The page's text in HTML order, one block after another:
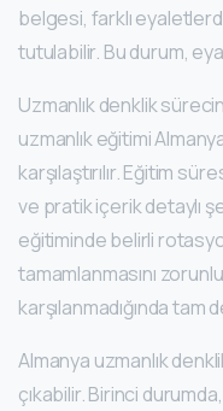
belgesi, farklı
tutulabilir. Bu durum,
Uzmanlık denklik
uzmanlık eğitimi
karşılaştırılır. Eğitim
ve pratik içerik detaylı
eğitiminde belirli
tamamlanmasını
karşılanmadığında tam
Almanya uzmanlık
çıkabilir. Birinci